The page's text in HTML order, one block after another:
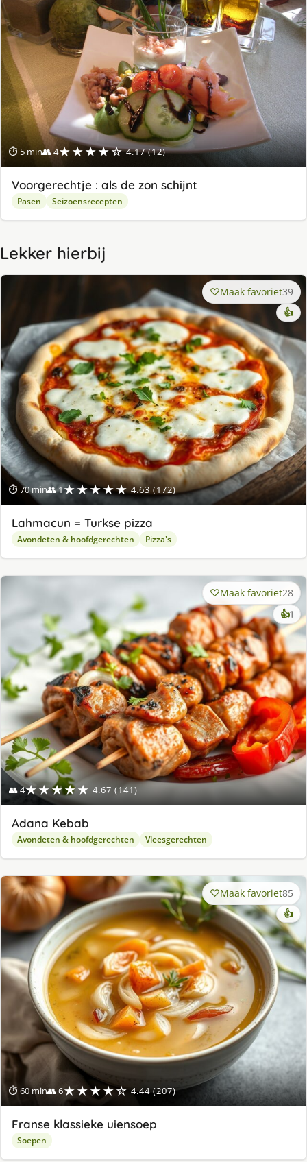
⏱ 5 min👥 4★★★★☆ 4.17 (12)
Voorgerechtje : als de zon schijnt
Pasen Seizoensrecepten
Lekker hierbij
⏱ 70 min👥 1★★★★★ 4.63 (172)
Maak favoriet39
👍
Lahmacun = Turkse pizza
Avondeten & hoofdgerechten Pizza's
👥 4★★★★★ 4.67 (141)
Maak favoriet28
👍1
Adana Kebab
Avondeten & hoofdgerechten Vleesgerechten
⏱ 60 min👥 6★★★★☆ 4.44 (207)
Maak favoriet85
👍
Franse klassieke uiensoep
Soepen